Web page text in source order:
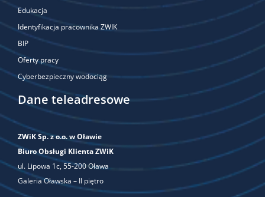
Edukacja
Identyfikacja pracownika ZWIK
BIP
Oferty pracy
Cyberbezpieczny wodociąg
Dane teleadresowe
ZWiK Sp. z o.o. w Oławie
Biuro Obsługi Klienta ZWiK
ul. Lipowa 1c, 55-200 Oława
Galeria Oławska – II piętro